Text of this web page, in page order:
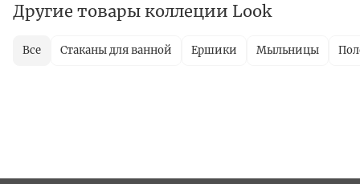
Другие товары коллеции Look
Все Стаканы для ванной Ершики Мыльницы